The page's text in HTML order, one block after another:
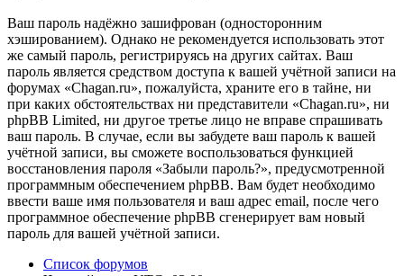
Ваш пароль надёжно зашифрован (односторонним
хэшированием). Однако не рекомендуется использовать этот
же самый пароль, регистрируясь на других сайтах. Ваш
пароль является средством доступа к вашей учётной записи на
форумах «Chagan.ru», пожалуйста, храните его в тайне, ни
при каких обстоятельствах ни представители «Chagan.ru», ни
phpBB Limited, ни другое третье лицо не вправе спрашивать
ваш пароль. В случае, если вы забудете ваш пароль к вашей
учётной записи, вы сможете воспользоваться функцией
восстановления пароля «Забыли пароль?», предусмотренной
программным обеспечением phpBB. Вам будет необходимо
ввести ваше имя пользователя и ваш адрес email, после чего
программное обеспечение phpBB сгенерирует вам новый
пароль для вашей учётной записи.
Список форумов